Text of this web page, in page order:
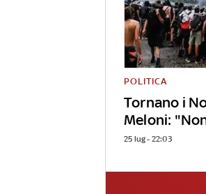
Tornano i
Meloni:
POLITICA
25 lug - 22:03